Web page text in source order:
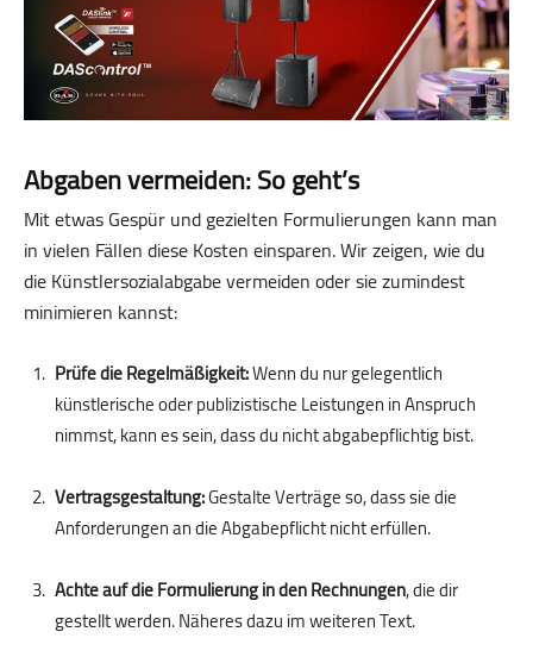
Abgaben vermeiden: So geht’s
Mit etwas Gespür und gezielten Formulierungen kann man
in vielen Fällen diese Kosten einsparen. Wir zeigen, wie du
die Künstlersozialabgabe vermeiden oder sie zumindest
minimieren kannst:
Prüfe die Regelmäßigkeit:Wenn du nur gelegentlich
künstlerische oder publizistische Leistungen in Anspruch
nimmst, kann es sein, dass du nicht abgabepflichtig bist.
Vertragsgestaltung:Gestalte Verträge so, dass sie die
Anforderungen an die Abgabepflicht nicht erfüllen.
Achte auf die Formulierung in den Rechnungen, die dir
gestellt werden. Näheres dazu im weiteren Text.